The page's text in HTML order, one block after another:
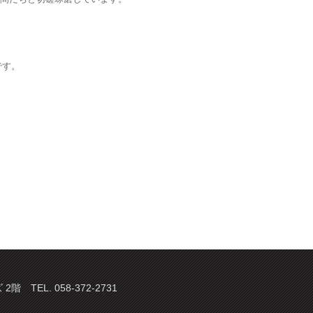
。
2階 TEL. 058-372-2731